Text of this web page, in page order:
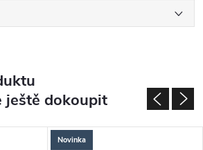
ještě dokoupit
Novinka